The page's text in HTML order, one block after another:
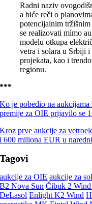
Radni naziv
a biće reči o
potencijalnim
se realizovati mimo
modelu otkupa
vetra i solara u Srbiji
projekata, kao i
regionu.
***
Ko je pobedio na aukcijama
premije za OIE prijavilo se
Kroz prve aukcije za
i 600 miliona EUR u
Tagovi
aukcije za OIE aukcije za
B2 Nova Sun Čibuk 2
DeLasol Enlight K2 Wind